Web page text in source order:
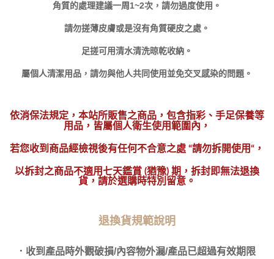
角質的處理建議一周1~2次，請勿過度使用。
請勿搓薄皮膚或是沒有角質硬皮之處。
足搓可用清水清洗晾乾收納。
屬個人清潔用品，請勿與他人共同使用並免交叉感染的問題。
依消保法規定，本站所販售之商品，包含指彩、手足保養等
用品，皆屬個人衛生使用範圍內，
若您收到商品經檢視後有任何不合意之處 “請勿拆開使用“，
以拆封之商品不適用七天鑑賞 (猶豫) 期，拆封即無法退換
貨，請於選購時特別留意。
退換貨規範說明
．收到產品時外觀破損/內容物外漏/產品已超過有效期限